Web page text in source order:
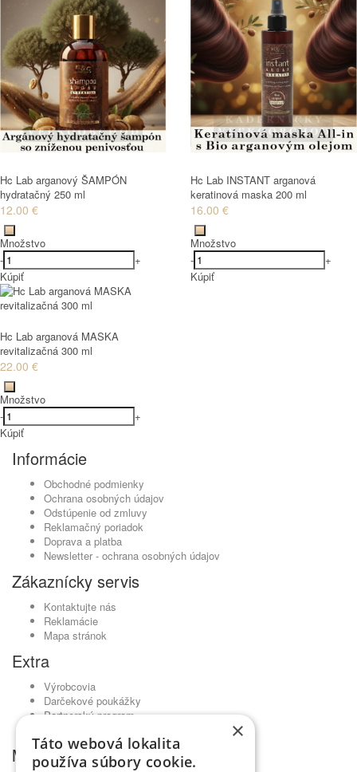
Hc Lab arganový ŠAMPÓN
hydratačný 250 ml
12.00 €
Množstvo
-
+
Kúpiť
Hc Lab INSTANT arganová
keratinová maska 200 ml
16.00 €
Množstvo
-
+
Kúpiť
Hc Lab arganová MASKA
revitalizačná 300 ml
22.00 €
Množstvo
-
+
Kúpiť
Informácie
Obchodné podmienky
Ochrana osobných údajov
Odstúpenie od zmluvy
Reklamačný poriadok
Doprava a platba
Newsletter - ochrana osobných údajov
Zákaznícky servis
Kontaktujte nás
Reklamácie
Mapa stránok
Extra
Výrobcovia
Darčekové poukážky
Partnerský program
Môj účet
×
Táto webová lokalita
používa súbory cookie.